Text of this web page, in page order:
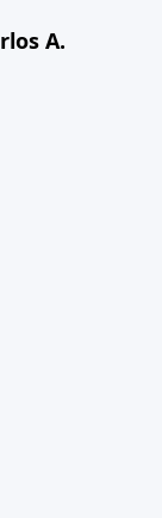
A.